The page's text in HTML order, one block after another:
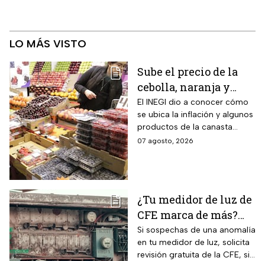
LO MÁS VISTO
Sube el precio de la
cebolla, naranja y
otros alimentos de la
canasta básica por la
inflación
El INEGI dio a conocer cómo
se ubica la inflación y algunos
productos de la canasta
básica incrementaron sus
07 agosto, 2026
¿Tu medidor de luz de
CFE marca de más?
Así puedes saber si
presenta una falla
Si sospechas de una anomalía
en tu medidor de luz, solicita
revisión gratuita de la CFE, si